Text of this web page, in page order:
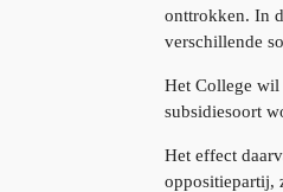
onttrokken. In
verschillende
Het College wil
subsidiesoort
Het effect
oppositiepartij,